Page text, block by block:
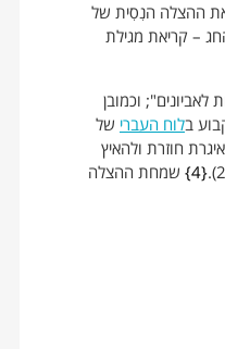
ההצלה הנִסִית של
– קריאת מגילת
וכמובן
בלוח העברי של
חוזרת ולהאיץ
4 שמחת ההצלה